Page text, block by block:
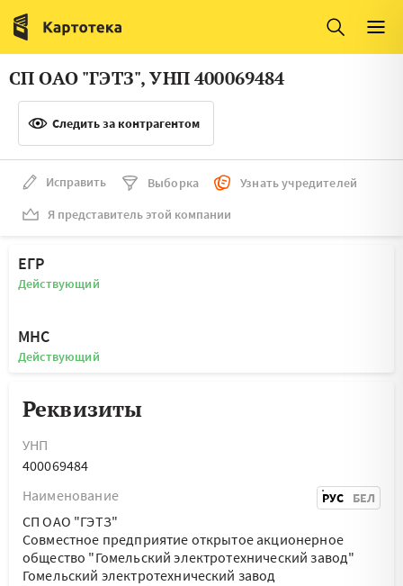
Италия
Люксембург
Литва
Нидерланды
СП ОАО "ГЭТЗ", УНП 400069484
Следить за контрагентом
Исправить Выборка
Узнать учредителей
Я представитель этой компании
ЕГР
Действующий
МНС
Действующий
Реквизиты
УНП
400069484
Наименование
РУС БЕЛ
СП ОАО "ГЭТЗ"
Совместное предприятие открытое акционерное
общество "Гомельский электротехнический завод"
Гомельский электротехнический завод